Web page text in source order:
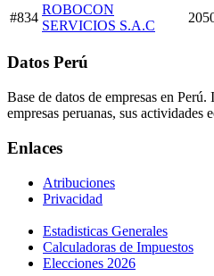
#834
ROBOCON
SERVICIOS S.A.C
Datos Perú
Base de datos de empresas en
empresas peruanas, sus actividades
Enlaces
Atribuciones
Privacidad
Estadisticas Generales
Calculadoras de Impuestos
Elecciones 2026